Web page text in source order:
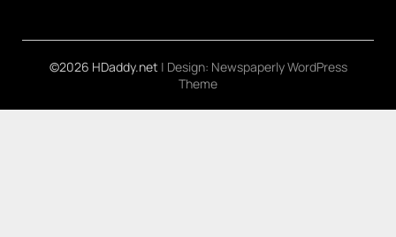
©2026 HDaddy.net | Design: Newspaperly WordPress
Theme